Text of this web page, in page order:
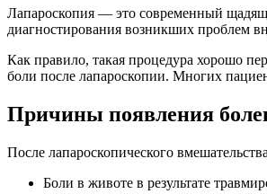
Лапароскопия — это современный
диагностирования возникших проблем
Как правило, такая процедура хорошо
боли после лапароскопии. Многих
Причины появления
После лапароскопического
Боли в животе в результате